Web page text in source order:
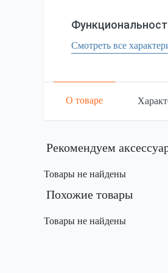
Смотреть все
О товаре
Рекомендуем
Товары не найдены
Похожие товары
Товары не найдены